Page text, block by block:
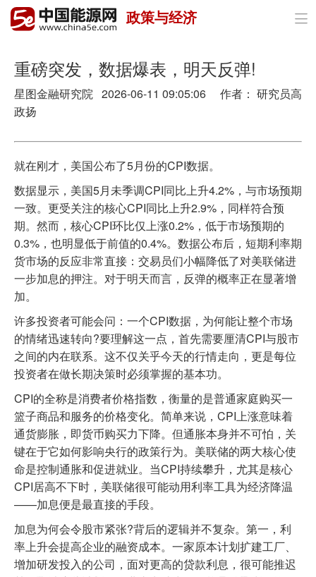
首页
政策与经济
油气
电力
新能源
节能环保
分布式能源
政策与经济 
重磅突发，数据爆表，明天反弹!
星图金融研究院 2026-06-11 09:05:06 作者： 研究员高
政扬
就在刚才，美国公布了5月份的CPI数据。
数据显示，美国5月未季调CPI同比上升4.2%，与市场预期
一致。更受关注的核心CPI同比上升2.9%，同样符合预
期。然而，核心CPI环比仅上涨0.2%，低于市场预期的
0.3%，也明显低于前值的0.4%。数据公布后，短期利率期
货市场的反应非常直接：交易员们小幅降低了对美联储进
一步加息的押注。对于明天而言，反弹的概率正在显著增
加。
许多投资者可能会问：一个CPI数据，为何能让整个市场
的情绪迅速转向?要理解这一点，首先需要厘清CPI与股市
之间的内在联系。这不仅关乎今天的行情走向，更是每位
投资者在做长期决策时必须掌握的基本功。
CPI的全称是消费者价格指数，衡量的是普通家庭购买一
篮子商品和服务的价格变化。简单来说，CPI上涨意味着
通货膨胀，即货币购买力下降。但通胀本身并不可怕，关
键在于它如何影响央行的政策行为。美联储的两大核心使
命是控制通胀和促进就业。当CPI持续攀升，尤其是核心
CPI居高不下时，美联储很可能动用利率工具为经济降温
——加息便是最直接的手段。
加息为何会令股市紧张?背后的逻辑并不复杂。第一，利
率上升会提高企业的融资成本。一家原本计划扩建工厂、
增加研发投入的公司，面对更高的贷款利息，很可能推迟